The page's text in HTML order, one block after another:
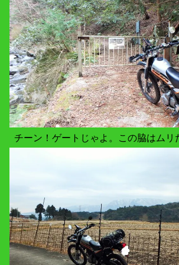
チーン！ゲートじゃよ。この脇はムリ